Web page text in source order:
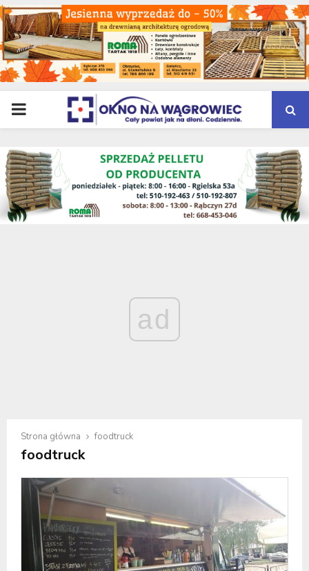
PRIMARY
MENU
ad
Strona główna foodtruck
foodtruck